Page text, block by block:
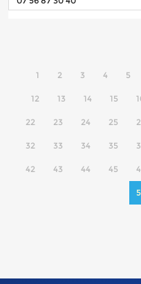
1 2 3 4 5
12 13 14 15
22 23 24 25
32 33 34 35
42 43 44 45